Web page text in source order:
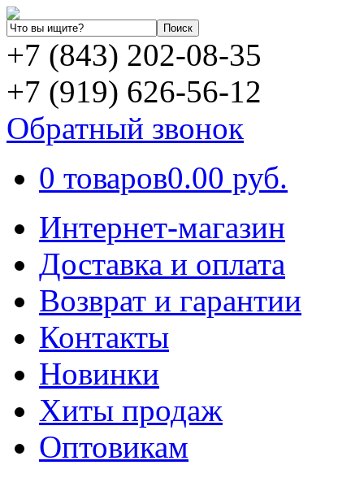
+7 (843) 202-08-35
+7 (919) 626-56-12
Обратный звонок
0 товаров0.00 руб.
Интернет-магазин
Доставка и оплата
Возврат и гарантии
Контакты
Новинки
Хиты продаж
Оптовикам